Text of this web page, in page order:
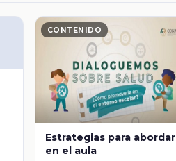
CONTENIDO
Estrategias para abordar
en el aula